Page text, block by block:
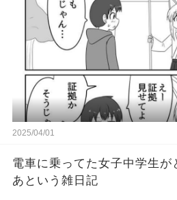
2025/04/01
電車に乗ってた女子中学生が
あという雑日記